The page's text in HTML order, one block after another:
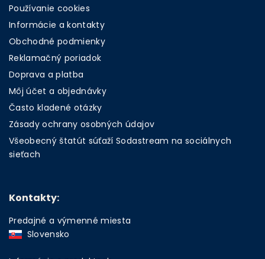
Používanie cookies
Informácie a kontakty
Obchodné podmienky
Reklamačný poriadok
Doprava a platba
Môj účet a objednávky
Často kladené otázky
Zásady ochrany osobných údajov
Všeobecný štatút súťaží Sodastream na sociálnych
sieťach
Kontakty:
Predajné a výmenné miesta
Slovensko